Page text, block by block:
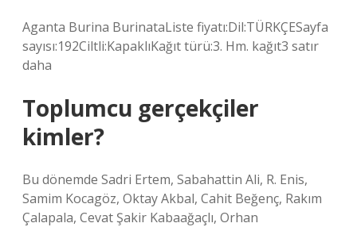
Aganta Burina BurinataListe fiyatı:Dil:TÜRKÇESayfa
sayısı:192Ciltli:KapaklıKağıt türü:3. Hm. kağıt3 satır
daha
Toplumcu gerçekçiler
kimler?
Bu dönemde Sadri Ertem, Sabahattin Ali, R. Enis,
Samim Kocagöz, Oktay Akbal, Cahit Beğenç, Rakım
Çalapala, Cevat Şakir Kabaağaçlı, Orhan